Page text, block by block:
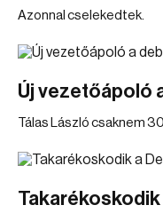
Azonnal cselekedtek.
Új vezetőápoló
Tálas László csaknem
Takarékoskodik